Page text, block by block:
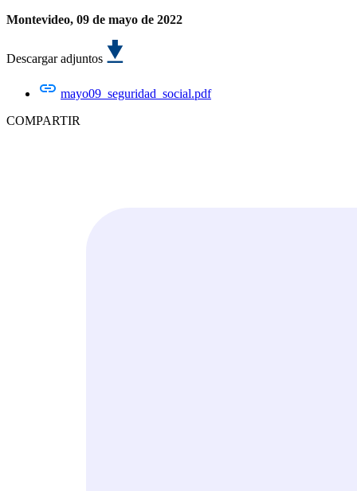
Montevideo, 09 de mayo de 2022
Descargar adjuntos
mayo09_seguridad_social.pdf
COMPARTIR